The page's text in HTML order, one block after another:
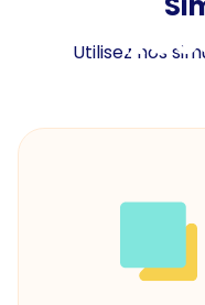
Utilisez nos